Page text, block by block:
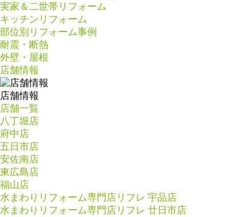
実家＆二世帯リフォーム
キッチンリフォーム
部位別リフォーム事例
耐震・断熱
外壁・屋根
店舗情報
店舗情報
店舗一覧
八丁堀店
府中店
五日市店
安佐南店
東広島店
福山店
水まわりリフォーム専門店リフレ 宇品店
水まわりリフォーム専門店リフレ 廿日市店